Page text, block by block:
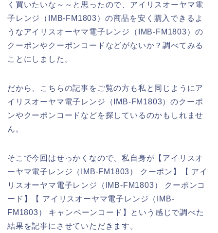
く買いたいな～～と思ったので、アイリスオーヤマ電
子レンジ（IMB-FM1803）の商品を安く購入できるよ
うなアイリスオーヤマ電子レンジ（IMB-FM1803）の
クーポンやクーポンコードなどがないか？調べてみる
ことにしました。
だから、こちらの記事をご覧の方も私と同じようにア
イリスオーヤマ電子レンジ（IMB-FM1803）のクーポ
ンやクーポンコードなどを探しているのかもしれませ
ん。
そこで今回はせっかくなので、私自身が【アイリスオ
ーヤマ電子レンジ（IMB-FM1803） クーポン】【 アイ
リスオーヤマ電子レンジ（IMB-FM1803） クーポンコ
ード】【 アイリスオーヤマ電子レンジ（IMB-
FM1803） キャンペーンコード】という感じで調べた
結果を記事にさせていただきます。